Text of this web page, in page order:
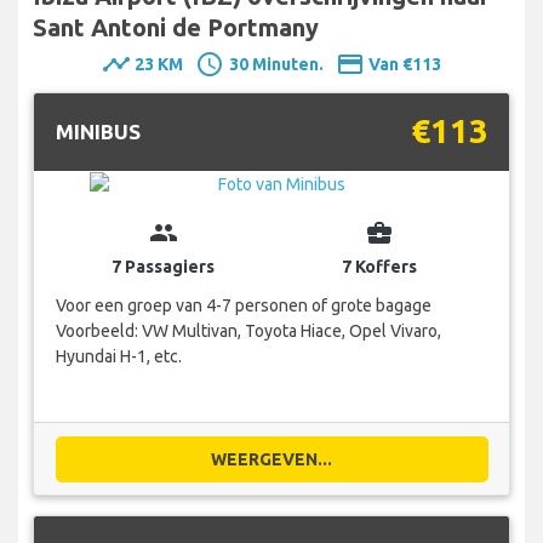
Sant Antoni de Portmany
timeline 23 KM schedule 30 Minuten. payment Van €113
MINIBUS €113
group
7 Passagiers
business_center
7 Koffers
Voor een groep van 4-7 personen of grote bagage
Voorbeeld: VW Multivan, Toyota Hiace, Opel Vivaro,
Hyundai H-1, etc.
WEERGEVEN...